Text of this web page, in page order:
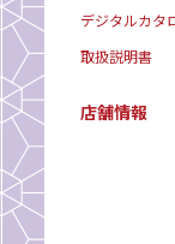
デジタルカタ
取扱説明書
店舗情報